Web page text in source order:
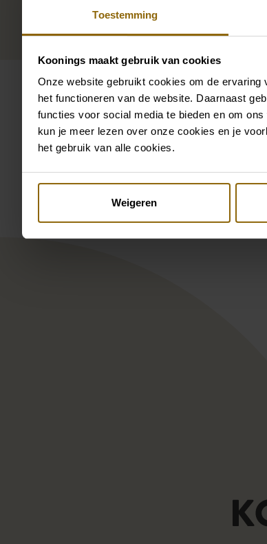
Toestemming
Koonings maakt gebruik van cookies
Onze website gebruikt cookies om de
het functioneren van de website. Daarnaast
functies voor social media te bieden en om
kun je meer lezen over onze cookies en je
het gebruik van alle cookies.
Weigeren
L1087
Pinterest
Ramona